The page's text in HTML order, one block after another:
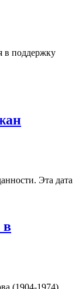
в поддержку
Эта дата
в